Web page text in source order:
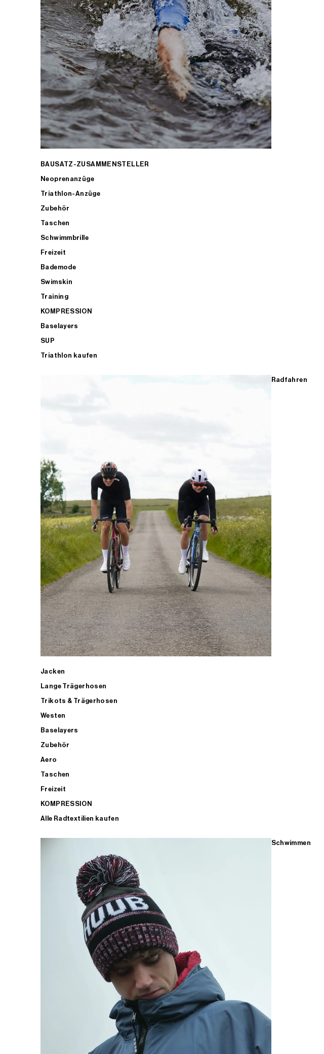
BAUSATZ-ZUSAMMENSTELLER
Neoprenanzüge
Triathlon-Anzüge
Zubehör
Taschen
Schwimmbrille
Freizeit
Bademode
Swimskin
Training
KOMPRESSION
Baselayers
SUP
Triathlon kaufen
Radfahren
Jacken
Lange Trägerhosen
Trikots & Trägerhosen
Westen
Baselayers
Zubehör
Aero
Taschen
Freizeit
KOMPRESSION
Alle Radtextilien kaufen
Schwimmen